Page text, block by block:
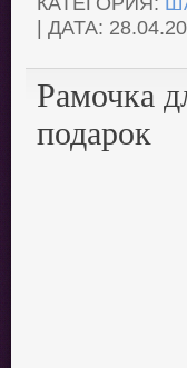
| ДАТА:
Рамочка
подарок